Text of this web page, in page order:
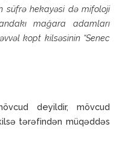
süfrə hekayəsi də mifoloji
mağara adamları
əvvəl kopt kilsəsinin “Senec
deyildir, mövcud
tərəfindən müqəddəs